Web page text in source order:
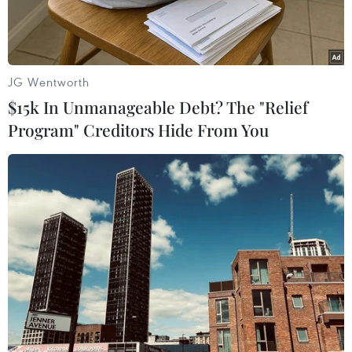
Nhóm Boko Haram công bố đoạn băng video ghi hình ảnh các
nữ sinh bị nhóm này bắt cóc. (Nguồn: AFP/TTXVN)
Hãng Reuters ngày 12/5 dẫn lời một quan chức
cấp cao trong Chính phủ Mỹ cho biết nước này
đã triển khai máy bay do thám có người lái đến
JG Wentworth
$15k In Unmanageable Debt? The "Relief
Program" Creditors Hide From You